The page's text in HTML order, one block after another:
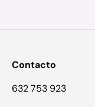
Contacto
632 753 923